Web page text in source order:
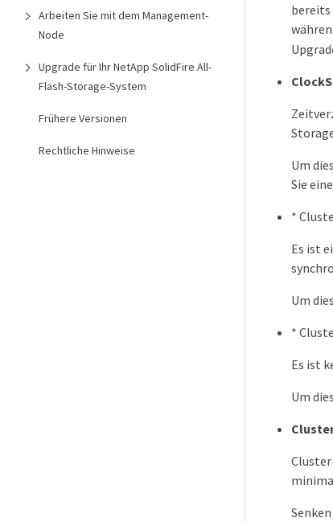
Arbeiten Sie mit dem Management-
Node
Upgrade für Ihr NetApp SolidFire All-
Flash-Storage-System
Frühere Versionen
Rechtliche Hinweise
bereits
Um
Sie
*
Es ist
Um
*
Es ist
Um